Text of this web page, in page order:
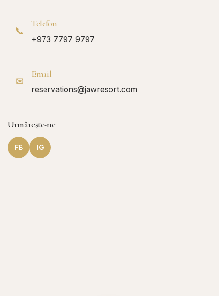
📞
Telefon
+973 7797 9797
✉
Email
reservations@jawresort.com
Urmărește-ne
FB IG